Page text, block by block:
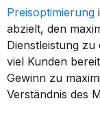
Preisoptimierung
abzielt, den
Dienstleistung
viel Kunden
Gewinn zu
Verständnis des